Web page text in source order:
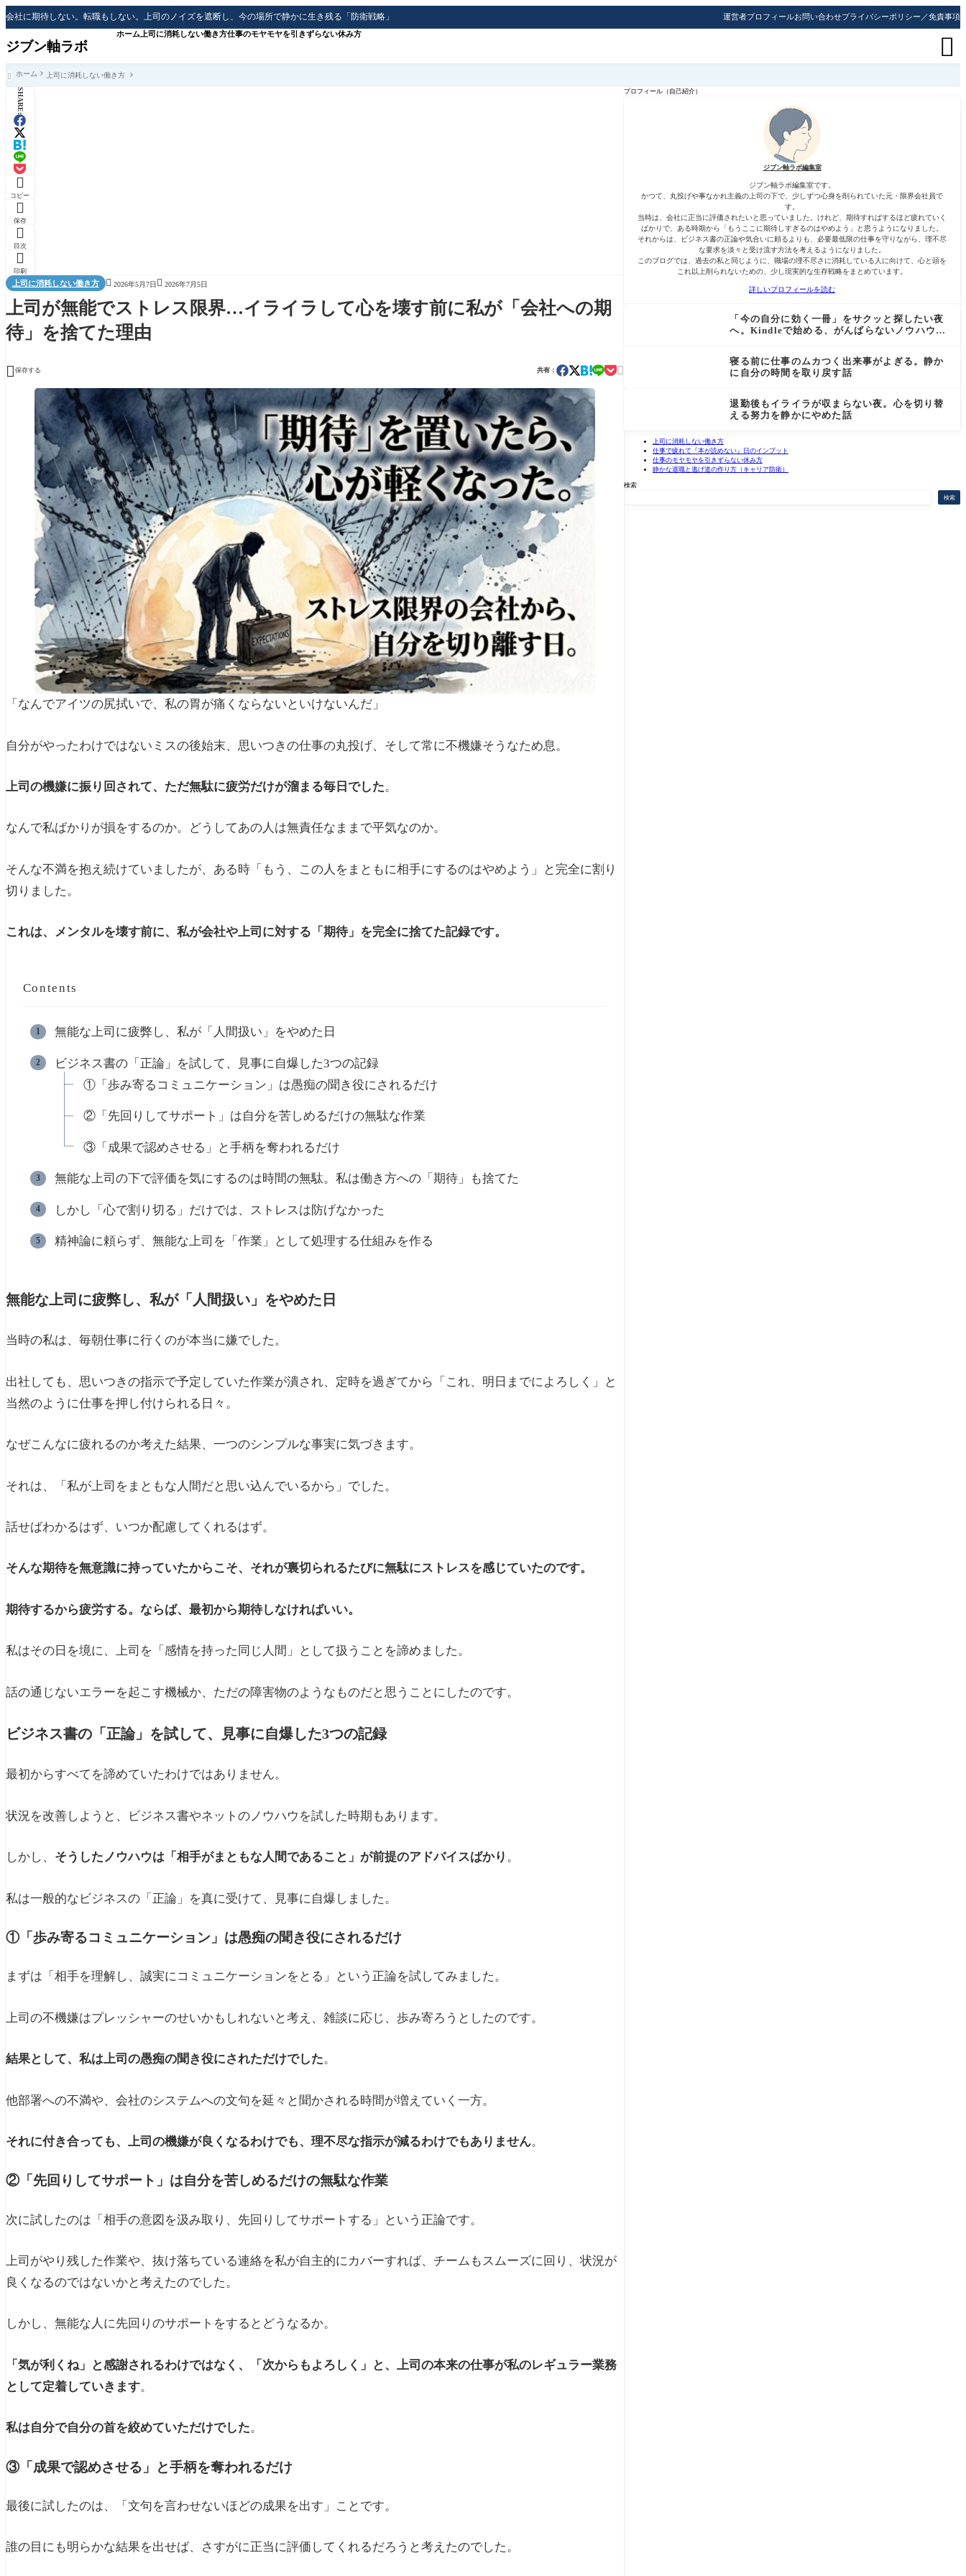
会社に期待しない。転職もしない。上司のノイズを遮断し、今の場所で静かに生き残る「防衛戦略」 運営者プロフィールお問い合わせプライバシーポリシー／免責事項
ジブン軸ラボ
ホーム 上司に消耗しない働き方仕事のモヤモヤを引きずらない休み方 
 ホーム 上司に消耗しない働き方
SHARE:

コピー

保存

目次

印刷
上司に消耗しない働き方  2026年5月7日  2026年7月5日
上司が無能でストレス限界…イライラして心を壊す前に私が「会社への期
待」を捨てた理由
 保存する 共有： 
「なんでアイツの尻拭いで、私の胃が痛くならないといけないんだ」
自分がやったわけではないミスの後始末、思いつきの仕事の丸投げ、そして常に不機嫌そうなため息。
上司の機嫌に振り回されて、ただ無駄に疲労だけが溜まる毎日でした。
なんで私ばかりが損をするのか。どうしてあの人は無責任なままで平気なのか。
そんな不満を抱え続けていましたが、ある時「もう、この人をまともに相手にするのはやめよう」と完全に割り
切りました。
これは、メンタルを壊す前に、私が会社や上司に対する「期待」を完全に捨てた記録です。
Contents
無能な上司に疲弊し、私が「人間扱い」をやめた日
ビジネス書の「正論」を試して、見事に自爆した3つの記録
①「歩み寄るコミュニケーション」は愚痴の聞き役にされるだけ
②「先回りしてサポート」は自分を苦しめるだけの無駄な作業
③「成果で認めさせる」と手柄を奪われるだけ
無能な上司の下で評価を気にするのは時間の無駄。私は働き方への「期待」も捨てた
しかし「心で割り切る」だけでは、ストレスは防げなかった
精神論に頼らず、無能な上司を「作業」として処理する仕組みを作る
無能な上司に疲弊し、私が「人間扱い」をやめた日
当時の私は、毎朝仕事に行くのが本当に嫌でした。
出社しても、思いつきの指示で予定していた作業が潰され、定時を過ぎてから「これ、明日までによろしく」と
当然のように仕事を押し付けられる日々。
なぜこんなに疲れるのか考えた結果、一つのシンプルな事実に気づきます。
それは、「私が上司をまともな人間だと思い込んでいるから」でした。
話せばわかるはず、いつか配慮してくれるはず。
そんな期待を無意識に持っていたからこそ、それが裏切られるたびに無駄にストレスを感じていたのです。
期待するから疲労する。ならば、最初から期待しなければいい。
私はその日を境に、上司を「感情を持った同じ人間」として扱うことを諦めました。
話の通じないエラーを起こす機械か、ただの障害物のようなものだと思うことにしたのです。
ビジネス書の「正論」を試して、見事に自爆した3つの記録
最初からすべてを諦めていたわけではありません。
状況を改善しようと、ビジネス書やネットのノウハウを試した時期もあります。
しかし、 そうしたノウハウは「相手がまともな人間であること」が前提のアドバイスばかり 。
私は一般的なビジネスの「正論」を真に受けて、見事に自爆しました。
①「歩み寄るコミュニケーション」は愚痴の聞き役にされるだけ
まずは「相手を理解し、誠実にコミュニケーションをとる」という正論を試してみました。
上司の不機嫌はプレッシャーのせいかもしれないと考え、雑談に応じ、歩み寄ろうとしたのです。
結果として、私は上司の愚痴の聞き役にされただけでした。
他部署への不満や、会社のシステムへの文句を延々と聞かされる時間が増えていく一方。
それに付き合っても、上司の機嫌が良くなるわけでも、理不尽な指示が減るわけでもありません。
②「先回りしてサポート」は自分を苦しめるだけの無駄な作業
次に試したのは「相手の意図を汲み取り、先回りしてサポートする」という正論です。
上司がやり残した作業や、抜け落ちている連絡を私が自主的にカバーすれば、チームもスムーズに回り、状況が
良くなるのではないかと考えたのでした。
しかし、無能な人に先回りのサポートをするとどうなるか。
「気が利くね」と感謝されるわけではなく、「次からもよろしく」と、上司の本来の仕事が私のレギュラー業務
として定着していきます。
私は自分で自分の首を絞めていただけでした。
③「成果で認めさせる」と手柄を奪われるだけ
最後に試したのは、「文句を言わせないほどの成果を出す」ことです。
誰の目にも明らかな結果を出せば、さすがに正当に評価してくれるだろうと考えたのでした。
プロフィール（自己紹介）
ジブン軸ラボ編集室
ジブン軸ラボ編集室です。
かつて、丸投げや事なかれ主義の上司の下で、少しずつ心身を削られていた元・限界会社員で
す。
当時は、会社に正当に評価されたいと思っていました。けれど、期待すればするほど疲れていく
ばかりで、ある時期から「もうここに期待しすぎるのはやめよう」と思うようになりました。
それからは、ビジネス書の正論や気合いに頼るよりも、必要最低限の仕事を守りながら、理不尽
な要求を淡々と受け流す方法を考えるようになりました。
このブログでは、過去の私と同じように、職場の理不尽さに消耗している人に向けて、心と頭を
これ以上削られないための、少し現実的な生存戦略をまとめています。
詳しいプロフィールを読む
「今の自分に効く一冊」をサクッと探したい夜
へ。Kindleで始める、がんばらないノウハウ探
寝る前に仕事のムカつく出来事がよぎる。静か
に自分の時間を取り戻す話
退勤後もイライラが収まらない夜。心を切り替
える努力を静かにやめた話
上司に消耗しない働き方
仕事で疲れて『本が読めない』日のインプット
仕事のモヤモヤを引きずらない休み方
静かな退職と逃げ道の作り方（キャリア防衛）
検索
検索